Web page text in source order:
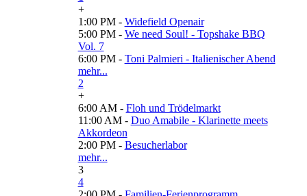
+
1:00 PM - Widefield Openair
5:00 PM - We need Soul! - Topshake BBQ
Vol. 7
6:00 PM - Toni Palmieri - Italienischer Abend
mehr...
2
+
6:00 AM - Floh und Trödelmarkt
11:00 AM - Duo Amabile - Klarinette meets
Akkordeon
2:00 PM - Besucherlabor
mehr...
3
4